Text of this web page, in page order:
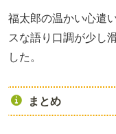
福太郎の温かい心遣
スな語り口調が少し
した。
まとめ